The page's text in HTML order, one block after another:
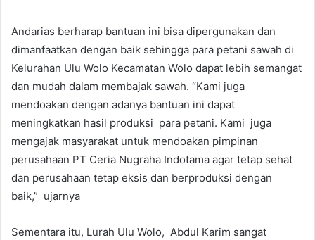
Andarias berharap bantuan ini bisa dipergunakan dan
dimanfaatkan dengan baik sehingga para petani sawah di
Kelurahan Ulu Wolo Kecamatan Wolo dapat lebih semangat
dan mudah dalam membajak sawah. “Kami juga
mendoakan dengan adanya bantuan ini dapat
meningkatkan hasil produksi para petani. Kami juga
mengajak masyarakat untuk mendoakan pimpinan
perusahaan PT Ceria Nugraha Indotama agar tetap sehat
dan perusahaan tetap eksis dan berproduksi dengan
baik,” ujarnya
Sementara itu, Lurah Ulu Wolo, Abdul Karim sangat